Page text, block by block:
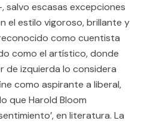
salvo escasas excepciones
el estilo vigoroso, brillante y
como cuentista
como el artístico, donde
de izquierda lo considera
como aspirante a liberal,
que Harold Bloom
en literatura. La